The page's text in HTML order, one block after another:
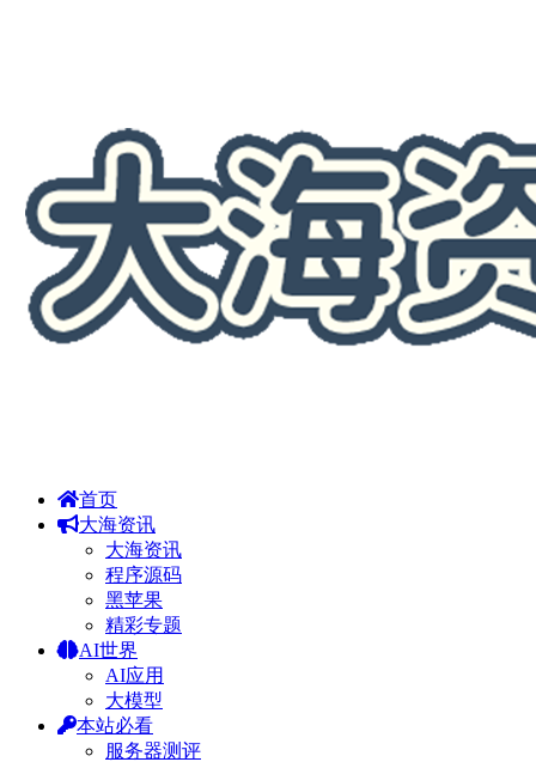
首页
大海资讯
大海资讯
程序源码
黑苹果
精彩专题
AI世界
AI应用
大模型
本站必看
服务器测评